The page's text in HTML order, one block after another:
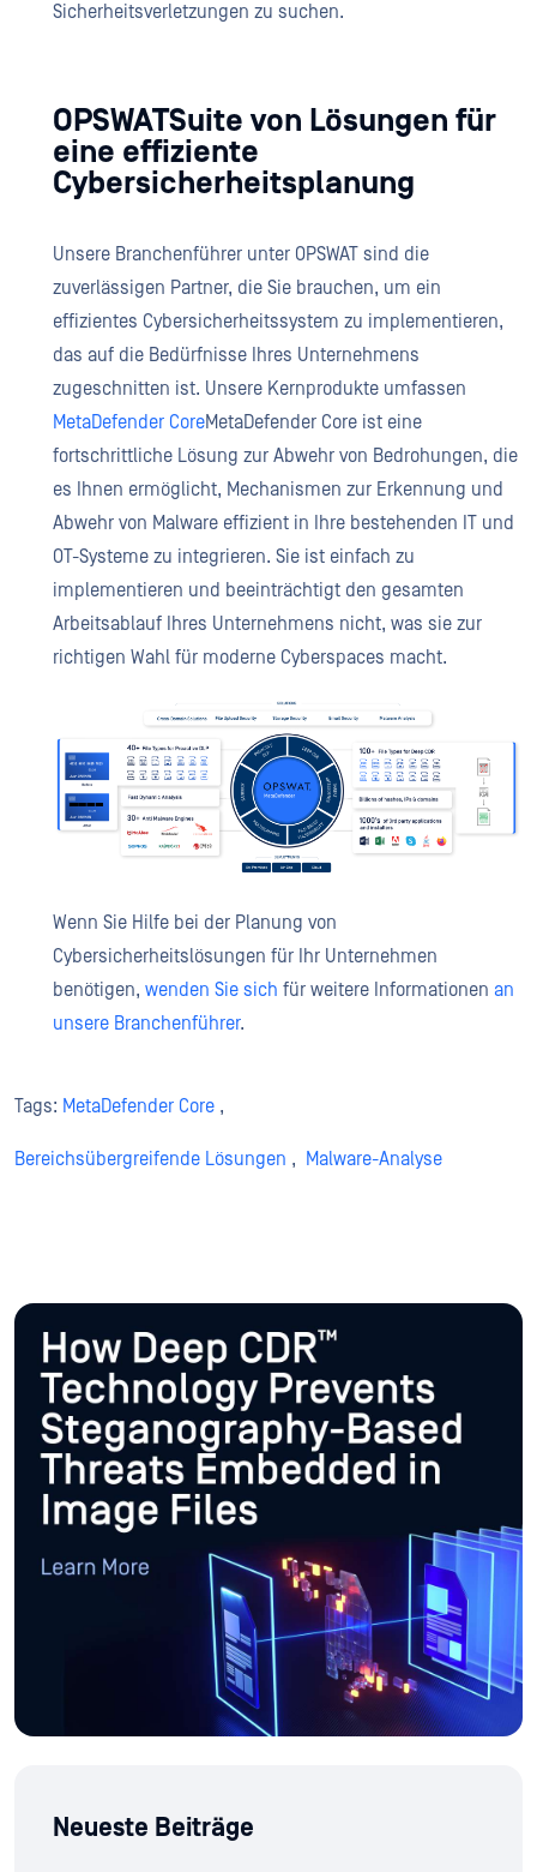
Sicherheitsverletzungen zu suchen.
OPSWATSuite von Lösungen für
eine effiziente
Cybersicherheitsplanung
Unsere Branchenführer unter OPSWAT sind die
zuverlässigen Partner, die Sie brauchen, um ein
effizientes Cybersicherheitssystem zu implementieren,
das auf die Bedürfnisse Ihres Unternehmens
zugeschnitten ist. Unsere Kernprodukte umfassen
MetaDefender CoreMetaDefender Core ist eine
fortschrittliche Lösung zur Abwehr von Bedrohungen, die
es Ihnen ermöglicht, Mechanismen zur Erkennung und
Abwehr von Malware effizient in Ihre bestehenden IT und
OT-Systeme zu integrieren. Sie ist einfach zu
implementieren und beeinträchtigt den gesamten
Arbeitsablauf Ihres Unternehmens nicht, was sie zur
richtigen Wahl für moderne Cyberspaces macht.
Wenn Sie Hilfe bei der Planung von
Cybersicherheitslösungen für Ihr Unternehmen
benötigen, wenden Sie sich für weitere Informationen an
unsere Branchenführer.
Tags: MetaDefender Core ,
Bereichsübergreifende Lösungen , Malware-Analyse
Neueste Beiträge